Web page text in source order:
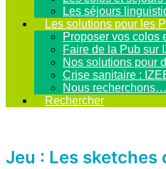
Les séjours
Les solutions pour les
Proposer vos colos
Faire de la Pub sur
Nos solutions pour
Crise sanitaire :
Nous recherchons…
Rechercher
Jeu : Les sketches